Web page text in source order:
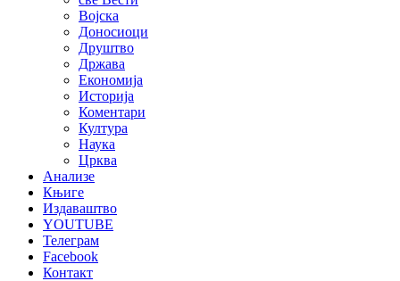
Војска
Доносиоци
Друштво
Држава
Економија
Историја
Коментари
Култура
Наука
Црква
Анализе
Књиге
Издаваштво
YOUTUBE
Телеграм
Facebook
Контакт